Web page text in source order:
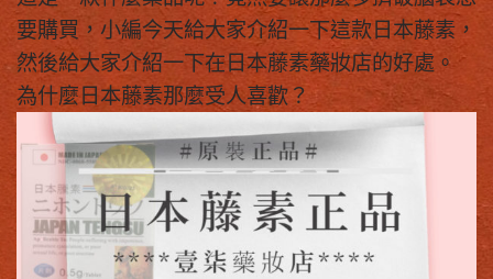
要購買，小編今天給大家介紹一下這款日本藤素，
然後給大家介紹一下在日本藤素藥妝店的好處。
為什麼日本藤素那麼受人喜歡？